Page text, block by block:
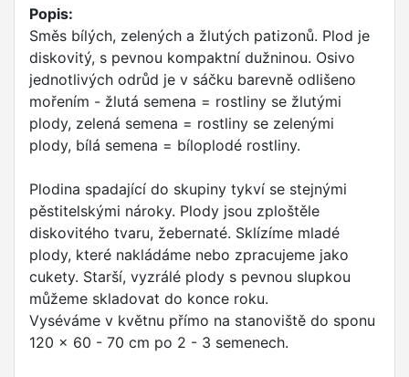
Popis:
Směs bílých, zelených a žlutých patizonů. Plod je
diskovitý, s pevnou kompaktní dužninou. Osivo
jednotlivých odrůd je v sáčku barevně odlišeno
mořením - žlutá semena = rostliny se žlutými
plody, zelená semena = rostliny se zelenými
plody, bílá semena = bíloplodé rostliny.
Plodina spadající do skupiny tykví se stejnými
pěstitelskými nároky. Plody jsou zploštěle
diskovitého tvaru, žebernaté. Sklízíme mladé
plody, které nakládáme nebo zpracujeme jako
cukety. Starší, vyzrálé plody s pevnou slupkou
můžeme skladovat do konce roku.
Vyséváme v květnu přímo na stanoviště do sponu
120 x 60 - 70 cm po 2 - 3 semenech.